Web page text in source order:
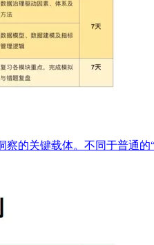
的关键载体。不同于普通